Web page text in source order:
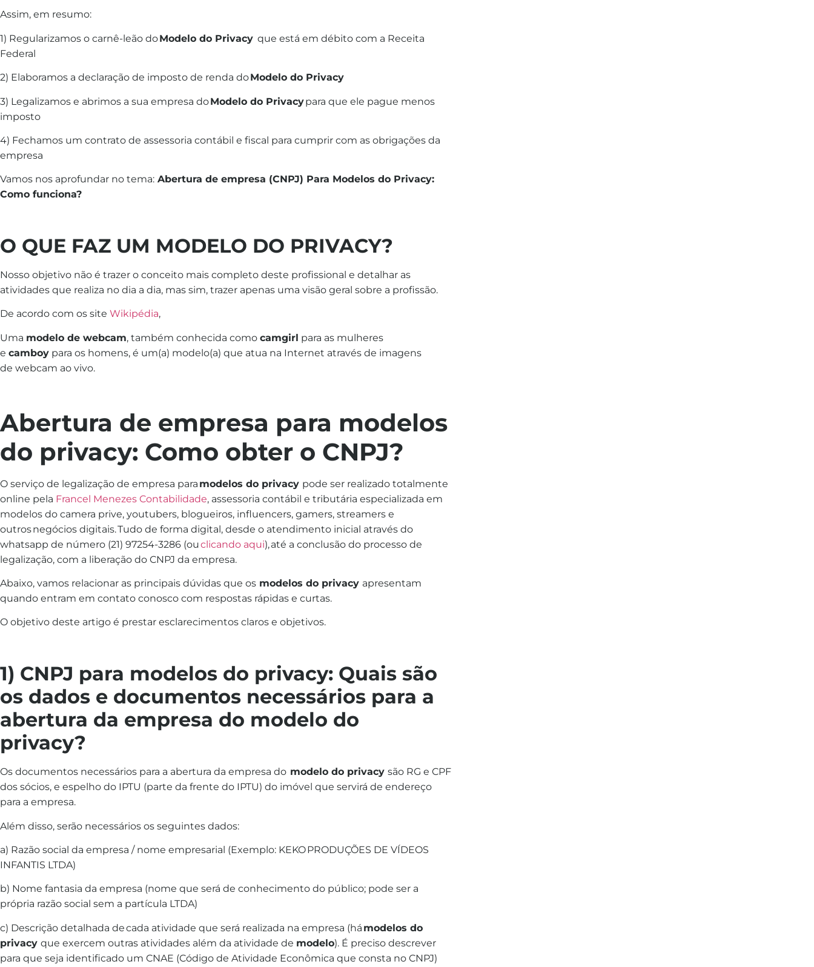
Assim, em resumo:
1) Regularizamos o carnê-leão doModelo do Privacy que está em débito com a Receita
Federal
2) Elaboramos a declaração de imposto de renda doModelo do Privacy
3) Legalizamos e abrimos a sua empresa doModelo do Privacypara que ele pague menos
imposto
4) Fechamos um contrato de assessoria contábil e fiscal para cumprir com as obrigações da
empresa
Vamos nos aprofundar no tema: Abertura de empresa (CNPJ) Para Modelos do Privacy:
Como funciona?
O QUE FAZ UM MODELO DO PRIVACY?
Nosso objetivo não é trazer o conceito mais completo deste profissional e detalhar as
atividades que realiza no dia a dia, mas sim, trazer apenas uma visão geral sobre a profissão.
De acordo com os site Wikipédia,
Uma modelo de webcam, também conhecida como camgirl para as mulheres
e camboy para os homens, é um(a) modelo(a) que atua na Internet através de imagens
de webcam ao vivo.
Abertura de empresa para modelos
do privacy: Como obter o CNPJ?
O serviço de legalização de empresa para modelos do privacy pode ser realizado totalmente
online pela Francel Menezes Contabilidade, assessoria contábil e tributária especializada em
modelos do camera prive, youtubers, blogueiros, influencers, gamers, streamers e
outros negócios digitais. Tudo de forma digital, desde o atendimento inicial através do
whatsapp de número (21) 97254-3286 (ouclicando aqui), até a conclusão do processo de
legalização, com a liberação do CNPJ da empresa.
Abaixo, vamos relacionar as principais dúvidas que os modelos do privacy apresentam
quando entram em contato conosco com respostas rápidas e curtas.
O objetivo deste artigo é prestar esclarecimentos claros e objetivos.
1) CNPJ para modelos do privacy: Quais são
os dados e documentos necessários para a
abertura da empresa do modelo do
privacy?
Os documentos necessários para a abertura da empresa do modelo do privacy são RG e CPF
dos sócios, e espelho do IPTU (parte da frente do IPTU) do imóvel que servirá de endereço
para a empresa.
Além disso, serão necessários os seguintes dados:
a) Razão social da empresa / nome empresarial (Exemplo: KEKO PRODUÇÕES DE VÍDEOS
INFANTIS LTDA)
b) Nome fantasia da empresa (nome que será de conhecimento do público; pode ser a
própria razão social sem a partícula LTDA)
c) Descrição detalhada de cada atividade que será realizada na empresa (há modelos do
privacy que exercem outras atividades além da atividade de modelo). É preciso descrever
para que seja identificado um CNAE (Código de Atividade Econômica que consta no CNPJ)